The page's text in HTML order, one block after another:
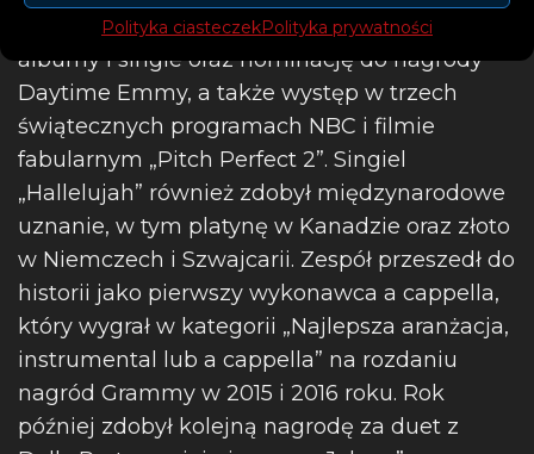
Polityka ciasteczekPolityka prywatności
Grupa otrzymała wiele certyfikatów za
albumy i single oraz nominację do nagrody
Daytime Emmy, a także występ w trzech
świątecznych programach NBC i filmie
fabularnym „Pitch Perfect 2”. Singiel
„Hallelujah” również zdobył międzynarodowe
uznanie, w tym platynę w Kanadzie oraz złoto
w Niemczech i Szwajcarii. Zespół przeszedł do
historii jako pierwszy wykonawca a cappella,
który wygrał w kategorii „Najlepsza aranżacja,
instrumental lub a cappella” na rozdaniu
nagród Grammy w 2015 i 2016 roku. Rok
później zdobył kolejną nagrodę za duet z